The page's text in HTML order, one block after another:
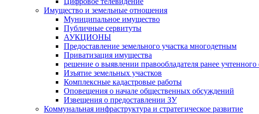
Имущество и земельные отношения
Муниципальное имущество
Публичные сервитуты
АУКЦИОНЫ
Предоставление земельного участка многодетным
Приватизация имущества
решение о выявлении правообладателя ранее
Изъятие земельных участков
Комплексные кадастровые работы
Оповещения о начале общественных обсуждений
Извещения о предоставлении ЗУ
Коммунальная инфраструктура и стратегическое развитие